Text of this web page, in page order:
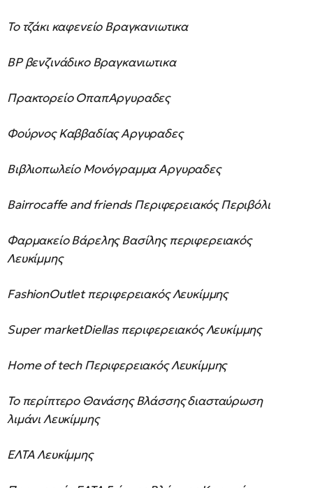
Το τζάκι καφενείο Βραγκανιωτικα
BP βενζινάδικο Βραγκανιωτικα
Πρακτορείο ΟπαπΑργυραδες
Φούρνος Καββαδίας Αργυραδες
Βιβλιοπωλείο Μονόγραμμα Αργυραδες
Bairrocaffe and friends Περιφερειακός Περιβόλι
Φαρμακείο Βάρελης Βασίλης περιφερειακός
Λευκίμμης
FashionOutlet περιφερειακός Λευκίμμης
Super marketDiellas περιφερειακός Λευκίμμης
Home of tech Περιφερειακός Λευκίμμης
Το περίπτερο Θανάσης Βλάσσης διασταύρωση
λιμάνι Λευκίμμης
ΕΛΤΑ Λευκίμμης